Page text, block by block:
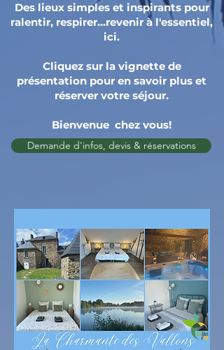
Des lieux simples et inspirants pour
ralentir, respirer...revenir à l'essentiel,
ici.
Cliquez sur la vignette de
présentation pour en savoir plus et
réserver votre séjour.
Bienvenue chez vous!
Demande d'infos, devis & réservations